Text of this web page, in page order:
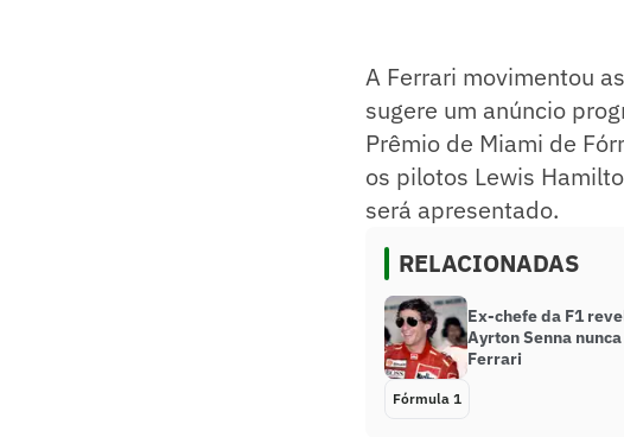
A Ferrari movimentou
sugere um anúncio
Prêmio de Miami de
os pilotos Lewis
será apresentado.
RELACIONADAS
Ex-chefe da F1
Ayrton Senna
Ferrari
Fórmula 1